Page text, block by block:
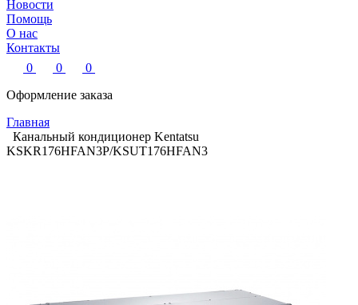
Новости
Помощь
О нас
Контакты
0
0
0
Оформление заказа
Главная
Канальный кондиционер Kentatsu
KSKR176HFAN3P/KSUT176HFAN3